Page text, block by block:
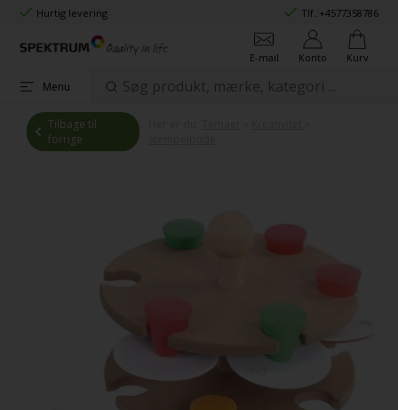
Hurtig levering Tlf.:+4577358786
E-mail Konto Kurv
Menu
Tilbage til
forrige